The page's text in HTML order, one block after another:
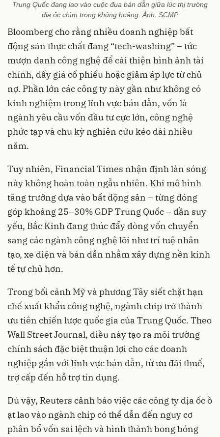
Trung Quốc đang lao vào cuộc đua bán dẫn giữa lúc thị trường
địa ốc chìm trong khủng hoảng. Ảnh: SCMP
Bloomberg cho rằng nhiều doanh nghiệp bất
động sản thực chất đang “tech-washing” – tức
mượn danh công nghệ để cải thiện hình ảnh tài
chính, đẩy giá cổ phiếu hoặc giảm áp lực từ chủ
nợ. Phần lớn các công ty này gần như không có
kinh nghiệm trong lĩnh vực bán dẫn, vốn là
ngành yêu cầu vốn đầu tư cực lớn, công nghệ
phức tạp và chu kỳ nghiên cứu kéo dài nhiều
năm.
Tuy nhiên, Financial Times nhận định làn sóng
này không hoàn toàn ngẫu nhiên. Khi mô hình
tăng trưởng dựa vào bất động sản – từng đóng
góp khoảng 25–30% GDP Trung Quốc – dần suy
yếu, Bắc Kinh đang thúc đẩy dòng vốn chuyển
sang các ngành công nghệ lõi như trí tuệ nhân
tạo, xe điện và bán dẫn nhằm xây dựng nền kinh
tế tự chủ hơn.
Trong bối cảnh Mỹ và phương Tây siết chặt hạn
chế xuất khẩu công nghệ, ngành chip trở thành
ưu tiên chiến lược quốc gia của Trung Quốc. Theo
Wall Street Journal, điều này tạo ra môi trường
chính sách đặc biệt thuận lợi cho các doanh
nghiệp gắn với lĩnh vực bán dẫn, từ ưu đãi thuế,
trợ cấp đến hỗ trợ tín dụng.
Dù vậy, Reuters cảnh báo việc các công ty địa ốc ồ
ạt lao vào ngành chip có thể dẫn đến nguy cơ
phân bổ vốn sai lệch và hình thành bong bóng